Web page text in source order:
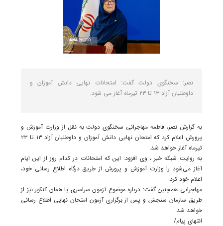
نصر: سخنگوی دولت گفت: امتحانات نهایی دانش آموزان و
داوطلبان آزاد ۱۳ تا ۲۳ تیرماه آغاز می‌ شود.
به گزارش نصر، فاطمه مهاجرانی سخنگوی دولت به نقل از وزارت آموزش و
پرورش اعلام کرد که امتحان نهایی دانش آموزان و داوطلبان آزاد ۱۳ تا ۲۳
تیرماه آغاز خواهد شد.
به روایت شبکه خبر ، وی افزود: این که امتحانات در کدام روز از این ایام
آغاز می‌شود را وزارت آموزش و پرورش از طریق درگاه اطلاع رسانی خود،
اعلام خود کرد.
مهاجرانی همچنین گفت: درباره موضوع آزمون سراسری یا همان کنکور نیز از
طریق سازمان سنجش و پس از برگزاری آزمون امتحان نهایی اطلاع رسانی
خواهد شد.
انتهای پیام/